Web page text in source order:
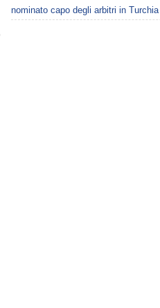
nominato capo degli arbitri in Turchia